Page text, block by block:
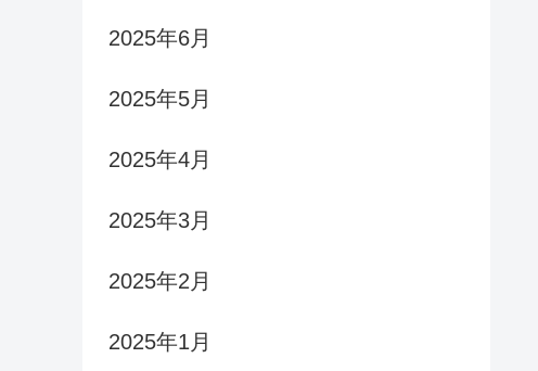
2025年6月
2025年5月
2025年4月
2025年3月
2025年2月
2025年1月